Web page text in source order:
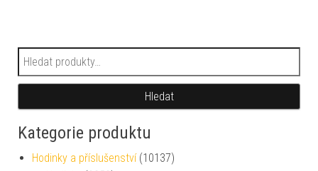
Hledat:
Hledat
Kategorie produktu
Hodinky a příslušenství (10137)